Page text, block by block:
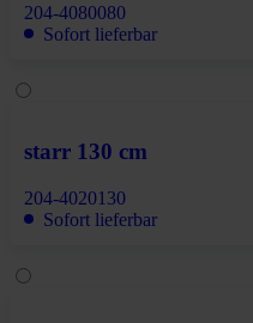
204-4080080
Sofort lieferbar
starr 130 cm
204-4020130
Sofort lieferbar